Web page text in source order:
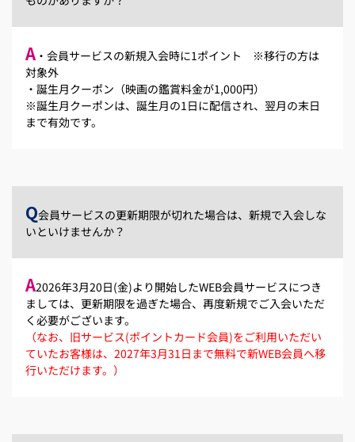
A ・会員サービスの新規入会時に1ポイント ※移行の方は
対象外
・誕生月クーポン（映画の鑑賞料金が1,000円）
※誕生月クーポンは、誕生月の1日に配信され、翌月の末日
まで有効です。
Q会員サービスの更新期限が切れた場合は、新規で入会しな
いといけませんか？
A2026年3月20日(金)より開始したWEB会員サービスにつき
ましては、更新期限を過ぎた場合、再度新規でご入会いただ
く必要がございます。
（なお、旧サービス(ポイントカード会員)をご利用いただい
ていたお客様は、2027年3月31日まで無料で新WEB会員へ移
行いただけます。）